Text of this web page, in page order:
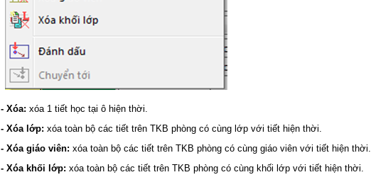
- Xóa: xóa 1 tiết học tại ô hiện thời.
- Xóa lớp: xóa toàn bộ các tiết trên TKB phòng có cùng lớp với tiết hiện thời.
- Xóa giáo viên: xóa toàn bộ các tiết trên TKB phòng có cùng giáo viên với tiết hiện thời.
- Xóa khối lớp: xóa toàn bộ các tiết trên TKB phòng có cùng khối lớp với tiết hiện thời.